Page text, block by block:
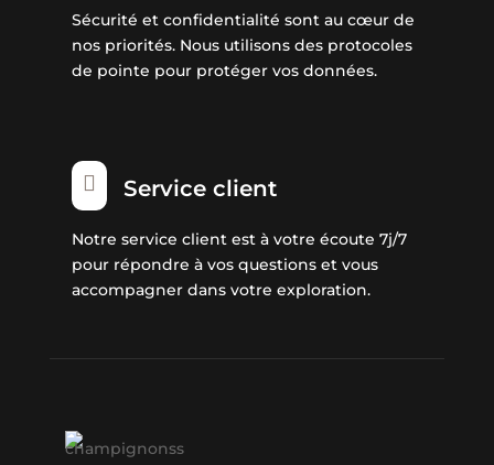
Sécurité et confidentialité sont au cœur de
nos priorités. Nous utilisons des protocoles
de pointe pour protéger vos données.
 Service client
Notre service client est à votre écoute 7j/7
pour répondre à vos questions et vous
accompagner dans votre exploration.